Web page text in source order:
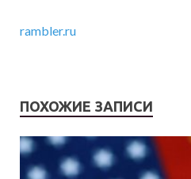
rambler.ru
ПОХОЖИЕ ЗАПИСИ